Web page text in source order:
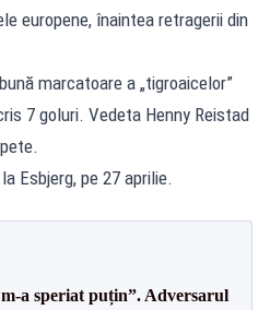
europene, înaintea retragerii din
marcatoare a „tigroaicelor”
7 goluri. Vedeta Henny Reistad
Esbjerg, pe 27 aprilie.
a speriat puțin”. Adversarul